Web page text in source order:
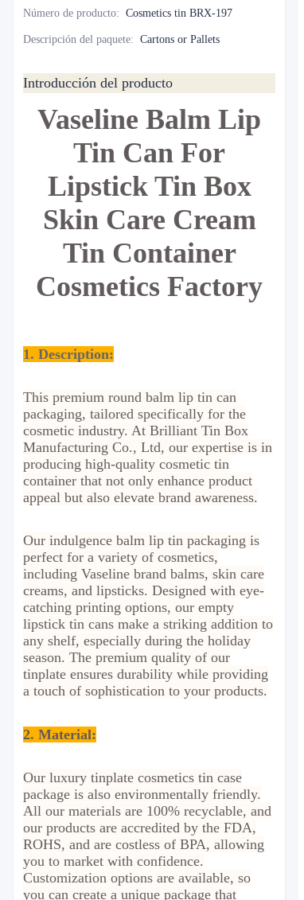
Número de producto: Cosmetics tin BRX-197
Descripción del paquete: Cartons or Pallets
Introducción del producto
Vaseline Balm Lip
Tin Can For
Lipstick Tin Box
Skin Care Cream
Tin Container
Cosmetics Factory
1. Description:
This premium round balm lip tin can
packaging, tailored specifically for the
cosmetic industry. At Brilliant Tin Box
Manufacturing Co., Ltd, our expertise is in
producing high-quality cosmetic tin
container that not only enhance product
appeal but also elevate brand awareness.
Our indulgence balm lip tin packaging is
perfect for a variety of cosmetics,
including Vaseline brand balms, skin care
creams, and lipsticks. Designed with eye-
catching printing options, our empty
lipstick tin cans make a striking addition to
any shelf, especially during the holiday
season. The premium quality of our
tinplate ensures durability while providing
a touch of sophistication to your products.
2. Material:
Our luxury tinplate cosmetics tin case
package is also environmentally friendly.
All our materials are 100% recyclable, and
our products are accredited by the FDA,
ROHS, and are costless of BPA, allowing
you to market with confidence.
Customization options are available, so
you can create a unique package that